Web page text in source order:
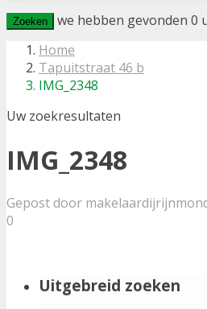
Zoeken we hebben gevonden 0
Home
Tapuitstraat 46 b
IMG_2348
Uw zoekresultaten
IMG_2348
Gepost door
0
Uitgebreid zoeken